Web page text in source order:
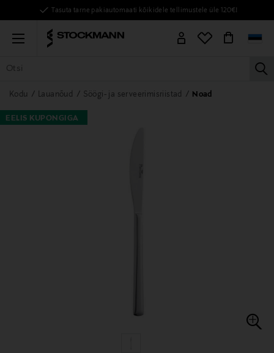
Tasuta tarne pakiautomaati kõikidele tellimustele üle 120€!
Menu
KÕIK TOOTED NAISED MEHED LAPSED KODU
Kodu Lauanõud Söögi- ja serveerimisriistad Noad
EELIS KUPONGIGA